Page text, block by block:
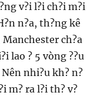
v?i l?i ch?i m?i
n?a, th?ng kê
Manchester ch?a
lao ? 5 vòng ??u
nhi?u kh? n?
m? ra l?i th? v?